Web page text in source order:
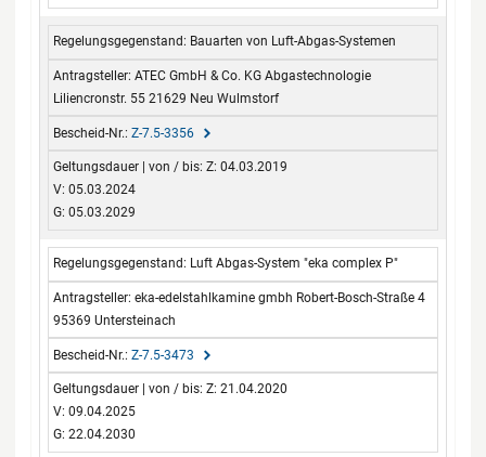
Bauarten von Luft-Abgas-Systemen
ATEC GmbH & Co. KG Abgastechnologie
Liliencronstr. 55 21629 Neu Wulmstorf
Z-7.5-3356
Z: 04.03.2019
V: 05.03.2024
G: 05.03.2029
Luft Abgas-System "eka complex P"
eka-edelstahlkamine gmbh Robert-Bosch-Straße 4
95369 Untersteinach
Z-7.5-3473
Z: 21.04.2020
V: 09.04.2025
G: 22.04.2030